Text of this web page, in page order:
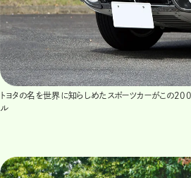
トヨタの名を世界に知らしめたスポーツカーがこの
ル